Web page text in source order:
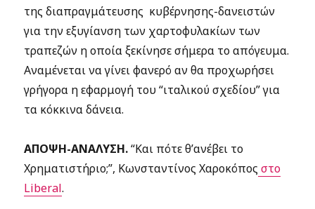
της διαπραγμάτευσης κυβέρνησης-δανειστών
για την εξυγίανση των χαρτοφυλακίων των
τραπεζών η οποία ξεκίνησε σήμερα το απόγευμα.
Αναμένεται να γίνει φανερό αν θα προχωρήσει
γρήγορα η εφαρμογή του “ιταλικού σχεδίου” για
τα κόκκινα δάνεια.
ΑΠΟΨΗ-ΑΝΑΛΥΣΗ.“Και πότε θ’ανέβει το
Χρηματιστήριο;”, Κωνσταντίνος Χαροκόπος στο
Liberal.